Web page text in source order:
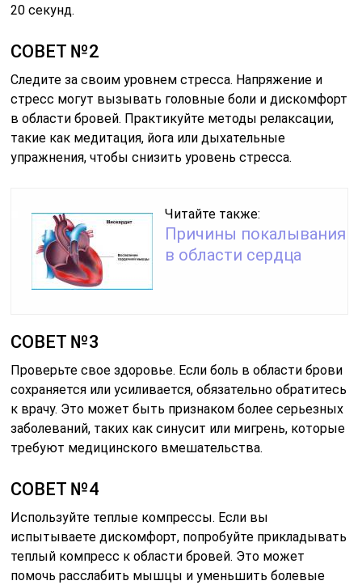
20 секунд.
СОВЕТ №2
Следите за своим уровнем стресса. Напряжение и
стресс могут вызывать головные боли и дискомфорт
в области бровей. Практикуйте методы релаксации,
такие как медитация, йога или дыхательные
упражнения, чтобы снизить уровень стресса.
Читайте также:
Причины покалывания
в области сердца
СОВЕТ №3
Проверьте свое здоровье. Если боль в области брови
сохраняется или усиливается, обязательно обратитесь
к врачу. Это может быть признаком более серьезных
заболеваний, таких как синусит или мигрень, которые
требуют медицинского вмешательства.
СОВЕТ №4
Используйте теплые компрессы. Если вы
испытываете дискомфорт, попробуйте прикладывать
теплый компресс к области бровей. Это может
помочь расслабить мышцы и уменьшить болевые